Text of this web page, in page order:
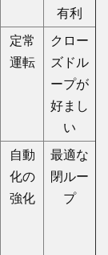
有利
定常
運転
クロー
ズドル
ープが
好まし
い
自動
化の
強化
最適な
閉ルー
プ